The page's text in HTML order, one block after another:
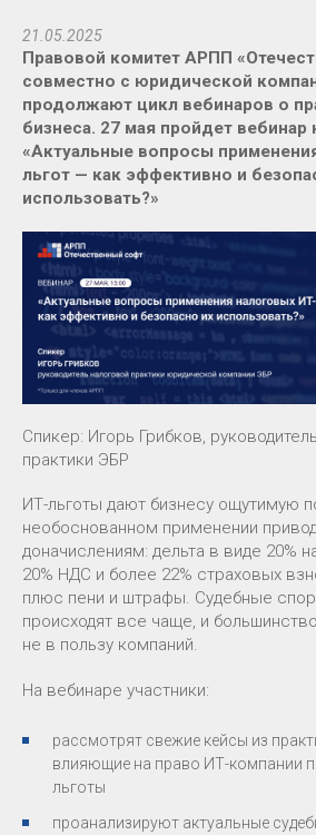
21.05.2025
Правовой комитет АРПП
совместно с юридической
продолжают цикл вебинаров о
бизнеса. 27 мая пройдет вебинар
«Актуальные вопросы
льгот — как эффективно и
использовать?»
Спикер: Игорь Грибков,
практики ЭБР
ИТ-льготы дают бизнесу ощутимую
необоснованном применении
доначислениям: дельта в виде 20%
20% НДС и более 22% страховых
плюс пени и штрафы. Судебные
происходят все чаще, и
не в пользу компаний.
На вебинаре участники:
рассмотрят свежие кейсы из
влияющие на право ИТ-компании
льготы
проанализируют актуальные